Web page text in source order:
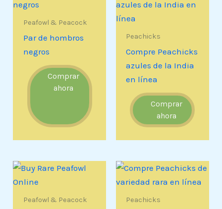
Peafowl & Peacock
Par de hombros
negros
Comprar
ahora
Peachicks
Compre Peachicks
azules de la India
en línea
Comprar
ahora
Peafowl & Peacock Peachicks